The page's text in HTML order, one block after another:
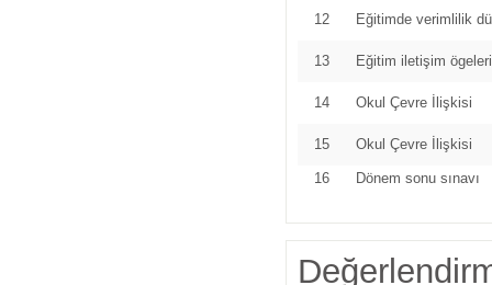
12 Eğitimde verimlilik
13 Eğitim iletişim ögeleri
14 Okul Çevre İlişkisi
15 Okul Çevre İlişkisi
16 Dönem sonu sınavı